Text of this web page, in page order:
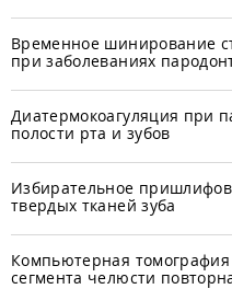
Временное шинирование
при заболеваниях
Диатермокоагуляция при
полости рта и зубов
Избирательное
твердых тканей зуба
Компьютерная томография
сегмента челюсти